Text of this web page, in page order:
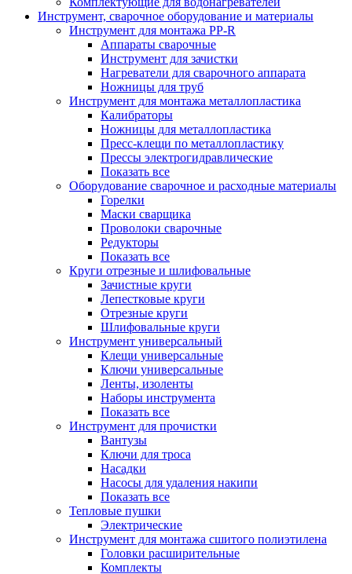
Инструмент, сварочное оборудование и материалы
Инструмент для монтажа PP-R
Аппараты сварочные
Инструмент для зачистки
Нагреватели для сварочного аппарата
Ножницы для труб
Инструмент для монтажа металлопластика
Калибраторы
Ножницы для металлопластика
Пресс-клещи по металлопластику
Прессы электрогидравлические
Показать все
Оборудование сварочное и расходные материалы
Горелки
Маски сварщика
Проволоки сварочные
Редукторы
Показать все
Круги отрезные и шлифовальные
Зачистные круги
Лепестковые круги
Отрезные круги
Шлифовальные круги
Инструмент универсальный
Клещи универсальные
Ключи универсальные
Ленты, изоленты
Наборы инструмента
Показать все
Инструмент для прочистки
Вантузы
Ключи для троса
Насадки
Насосы для удаления накипи
Показать все
Тепловые пушки
Электрические
Инструмент для монтажа сшитого полиэтилена
Головки расширительные
Комплекты